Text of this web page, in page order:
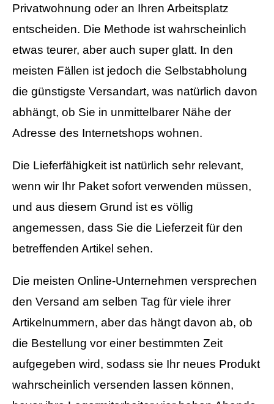
Privatwohnung oder an Ihren Arbeitsplatz
entscheiden. Die Methode ist wahrscheinlich
etwas teurer, aber auch super glatt. In den
meisten Fällen ist jedoch die Selbstabholung
die günstigste Versandart, was natürlich davon
abhängt, ob Sie in unmittelbarer Nähe der
Adresse des Internetshops wohnen.
Die Lieferfähigkeit ist natürlich sehr relevant,
wenn wir Ihr Paket sofort verwenden müssen,
und aus diesem Grund ist es völlig
angemessen, dass Sie die Lieferzeit für den
betreffenden Artikel sehen.
Die meisten Online-Unternehmen versprechen
den Versand am selben Tag für viele ihrer
Artikelnummern, aber das hängt davon ab, ob
die Bestellung vor einer bestimmten Zeit
aufgegeben wird, sodass sie Ihr neues Produkt
wahrscheinlich versenden lassen können,